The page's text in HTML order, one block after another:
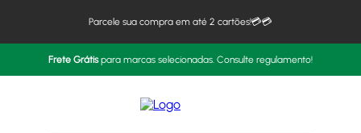
Parcele sua compra em até 2 cartões!💳💳
Frete Grátispara marcas selecionadas. Consulte regulamento!